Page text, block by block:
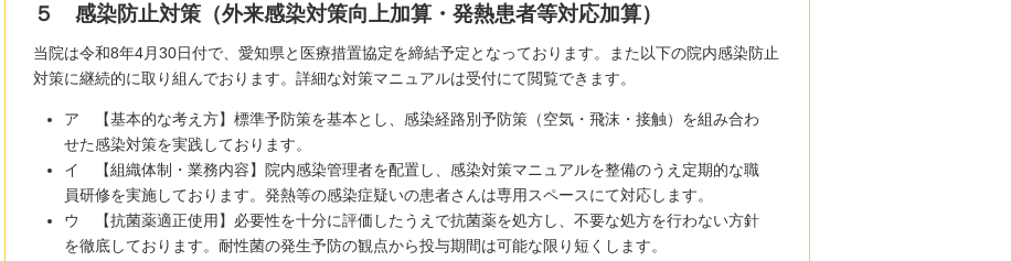
５ 感染防止対策（外来感染対策向上加算 ・発熱患者等対応加算）
当院は令和8年4月30日付で、愛知県と医療措置協定を締結予定となっております。また以下の院内感染防止
対策に継続的に取り組んでおります。詳細な対策マニュアルは受付にて閲覧できます。
ア 【基本的な考え方】標準予防策を基本とし、感染経路別予防策（空気・飛沫・接触）を組み合わ
せた感染対策を実践しております。
イ 【組織体制・業務内容】院内感染管理者を配置し、感染対策マニュアルを整備のうえ定期的な職
員研修を実施しております。発熱等の感染症疑いの患者さんは専用スペースにて対応します。
ウ 【抗菌薬適正使用】必要性を十分に評価したうえで抗菌薬を処方し、不要な処方を行わない方針
を徹底しております。耐性菌の発生予防の観点から投与期間は可能な限り短くします。